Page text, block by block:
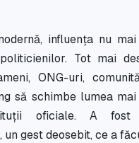
influența nu
Tot mai
ONG-uri,
să schimbe lumea
oficiale. A fost
un gest deosebit, ce a